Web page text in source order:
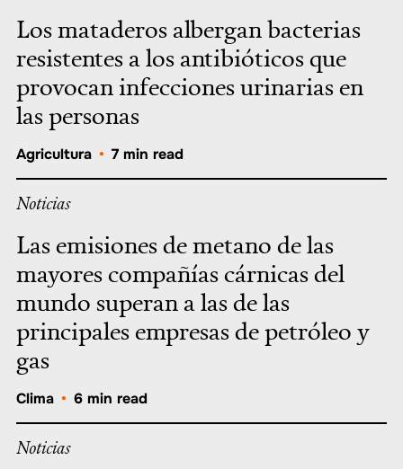
Los mataderos albergan bacterias
resistentes a los antibióticos que
provocan infecciones urinarias en
las personas
Agricultura • 7 min read
Noticias
Las emisiones de metano de las
mayores compañías cárnicas del
mundo superan a las de las
principales empresas de petróleo y
gas
Clima • 6 min read
Noticias